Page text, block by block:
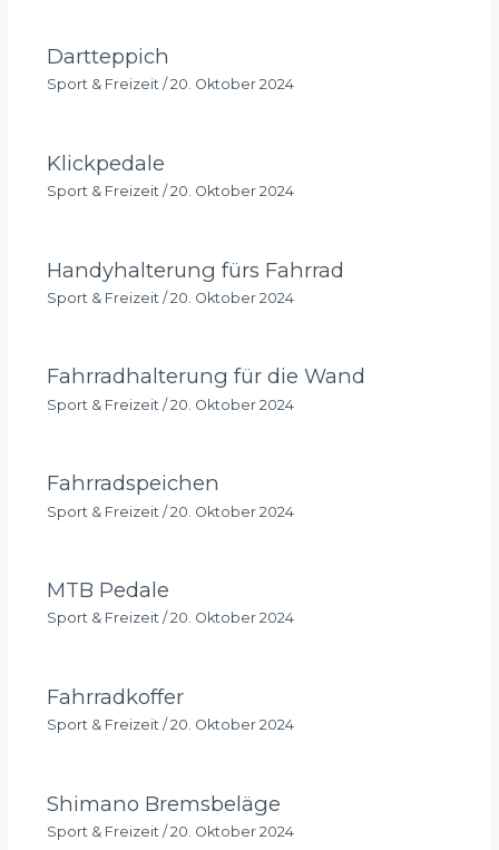
Dartteppich
Sport & Freizeit/ 20. Oktober 2024
Klickpedale
Sport & Freizeit/ 20. Oktober 2024
Handyhalterung fürs Fahrrad
Sport & Freizeit / 20. Oktober 2024
Fahrradhalterung für die Wand
Sport & Freizeit /20. Oktober 2024
Fahrradspeichen
Sport & Freizeit /20. Oktober 2024
MTB Pedale
Sport & Freizeit/ 20. Oktober 2024
Fahrradkoffer
Sport & Freizeit/ 20. Oktober 2024
Shimano Bremsbeläge
Sport & Freizeit / 20. Oktober 2024